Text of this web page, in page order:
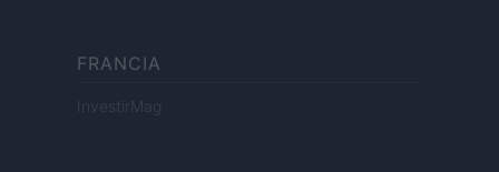
FRANCIA
InvestirMag